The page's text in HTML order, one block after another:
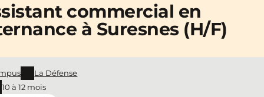
commercial en
à Suresnes (H/F)
La Défense
10 à 12 mois